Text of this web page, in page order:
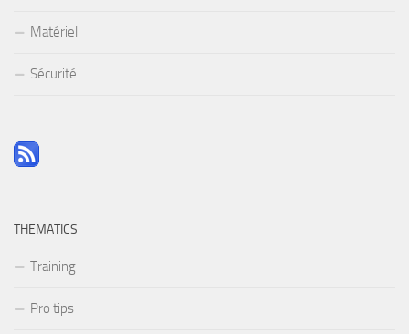
Matériel
Sécurité
THEMATICS
Training
Pro tips